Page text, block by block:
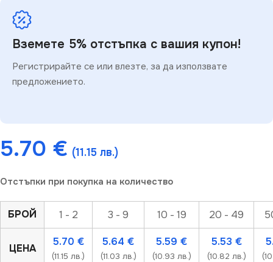
Вземете 5% отстъпка с вашия купон!
Регистрирайте се или влезте, за да използвате
предложението.
5.70 € (11.15 лв.)
Отстъпки при покупка на количество
БРОЙ 1 - 2 3 - 9 10 - 19 20 - 49
ЦЕНА
5.70 €
(11.15 лв.)
5.64 €
(11.03 лв.)
5.59 €
(10.93 лв.)
5.53 €
(10.82 лв.)